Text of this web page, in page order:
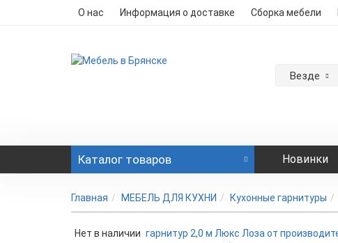
О нас Информация о доставке Сборка мебели
Везде
Каталог товаров Новинки
Главная МЕБЕЛЬ ДЛЯ КУХНИ Кухонные гарнитуры
Нет в наличии